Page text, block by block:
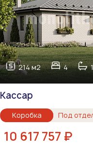
214 м2 4 1
Кассар
Коробка Под
10 617 757 ₽